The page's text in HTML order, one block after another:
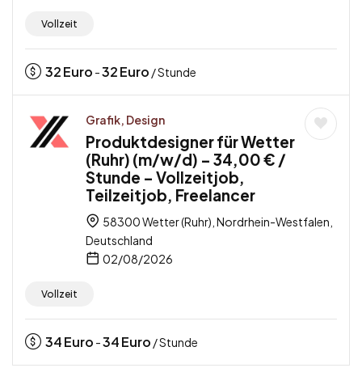
Vollzeit
32Euro -32Euro / Stunde
Grafik, Design
Produktdesigner für Wetter
(Ruhr) (m/w/d) – 34,00 € /
Stunde – Vollzeitjob,
Teilzeitjob, Freelancer
58300 Wetter (Ruhr), Nordrhein-Westfalen,
Deutschland
02/08/2026
Vollzeit
34Euro -34Euro / Stunde